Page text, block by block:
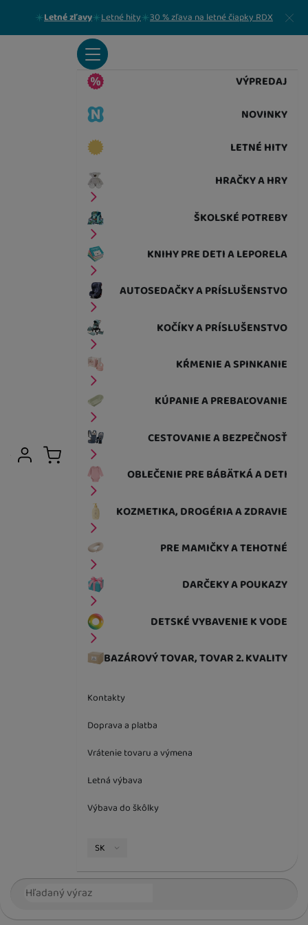
Letné zľavy Letné hity 30 % zľava na letné čiapky RDX Zavrieť
VÝPREDAJ
NOVINKY
LETNÉ HITY
HRAČKY A HRY
ŠKOLSKÉ POTREBY
KNIHY PRE DETI A LEPORELA
AUTOSEDAČKY A PRÍSLUŠENSTVO
KOČÍKY A PRÍSLUŠENSTVO
KŔMENIE A SPINKANIE
KÚPANIE A PREBAĽOVANIE
CESTOVANIE A BEZPEČNOSŤ
OBLEČENIE PRE BÁBÄTKÁ A DETI
KOZMETIKA, DROGÉRIA A ZDRAVIE
PRE MAMIČKY A TEHOTNÉ
DARČEKY A POUKAZY
DETSKÉ VYBAVENIE K VODE
BAZÁROVÝ TOVAR, TOVAR 2. KVALITY
Kontakty
Doprava a platba
Vrátenie tovaru a výmena
Letná výbava
Výbava do škôlky
Jazyková verzia
SK
Vyhľadávanie
Užívateľská sekcia
Prihlásiť sa
Košík